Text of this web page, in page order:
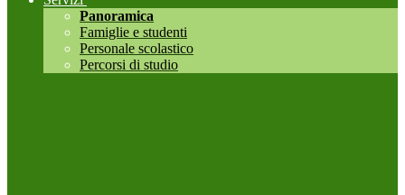
Panoramica
Famiglie e studenti
Personale scolastico
Percorsi di studio